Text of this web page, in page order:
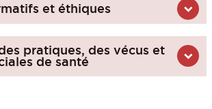
et éthiques
pratiques, des vécus et
de santé